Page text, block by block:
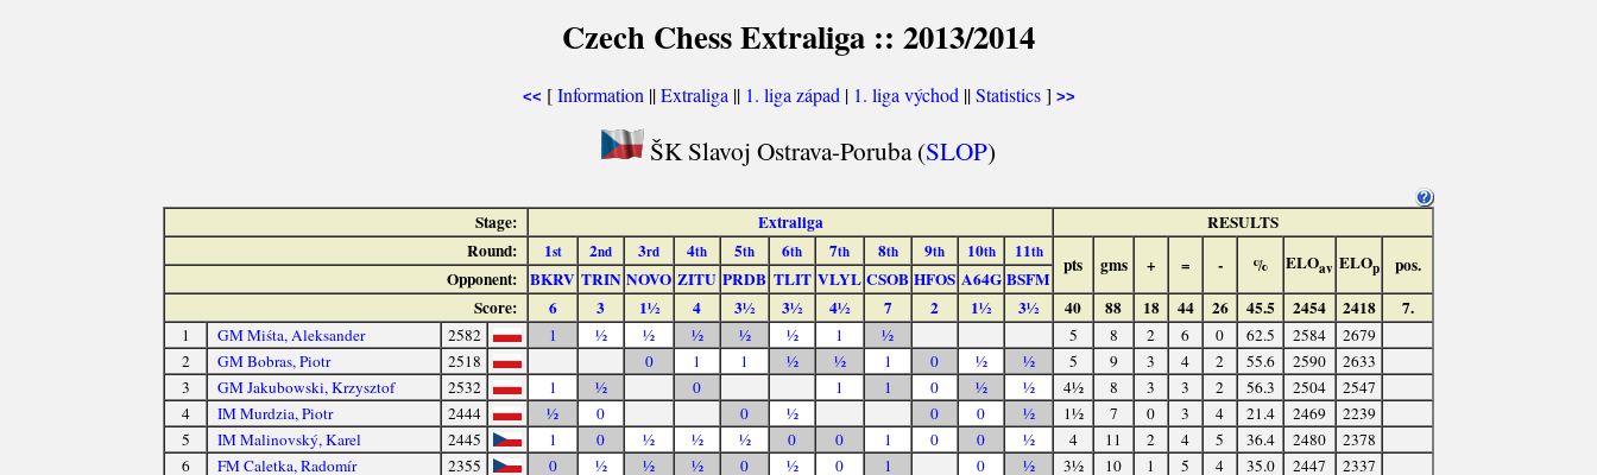
Czech Chess Extraliga :: 2013/2014
<< [Information ||Extraliga || 1. liga západ | 1. liga východ ||Statistics] >>
ŠK Slavoj Ostrava-Poruba (SLOP)
Stage: Extraliga
RESULTS
Round:
1st 2nd 3rd 4th 5th 6th 7th 8th 9th 10th 11th
pts gms + = - % ELOav ELOp pos.
Opponent: BKRV TRIN NOVO ZITU PRDB TLIT VLYL CSOB HFOS A64G BSFM
Score:
6 3 1½ 4 3½ 3½ 4½ 7 2 1½ 3½ 40 88 18 44 26 45.5 2454 2418 7.
1 GM Miśta, Aleksander 2582 1 ½ ½ ½ ½ ½ 1 ½ 5 8 2 6 0 62.5 2584
2679
2
GM Bobras, Piotr 2518 0 1 1 ½ ½ 1 0 ½ ½ 5 9 3 4 2 55.6 2590
2633
3
GM Jakubowski, Krzysztof 2532 1 ½ 0 1 1 0 ½ ½ 4½ 8 3 3 2 56.3 2504
2547
4
IM Murdzia, Piotr 2444 ½ 0 0 ½ 0 0 ½ 1½ 7 0 3 4 21.4 2469
2239
5
IM Malinovský, Karel 2445 1 0 ½ ½ ½ 0 0 1 0 0 ½ 4 11 2 4 5 36.4 2480
2378
6
FM Caletka, Radomír 2355 0 ½ ½ ½ 0 ½ 0 1 0 ½ 3½ 10 1 5 4 35.0 2447
2337